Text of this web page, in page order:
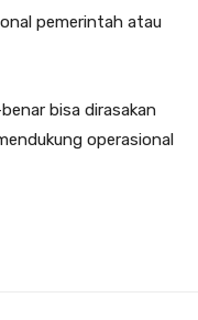
pemerintah atau
bisa dirasakan
operasional